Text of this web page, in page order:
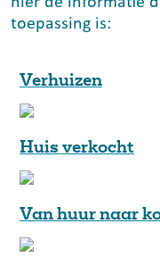
toepassing is:
Verhuizen
Huis verkocht
Van huur naar